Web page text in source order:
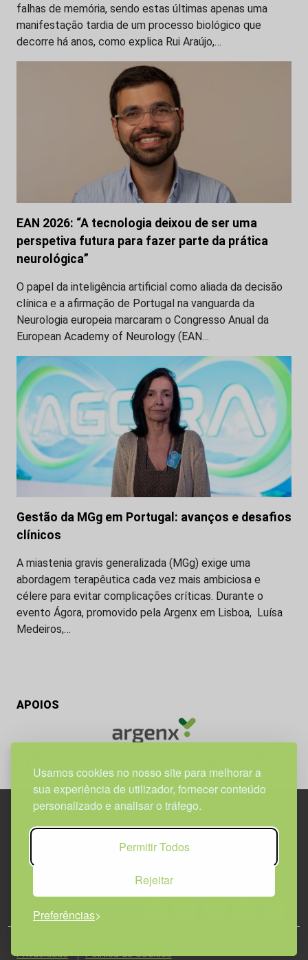
Usamos cookies no nosso site para melhorar a
sua experiência de utilizador, fornecer conteúdo
personalizado e analisar o tráfego.
Permitir Todos
Rejeitar
Preferências
falhas de memória, sendo estas últimas apenas uma
manifestação tardia de um processo biológico que
decorre há anos, como explica Rui Araújo,…
EAN 2026: “A tecnologia deixou de ser uma
perspetiva futura para fazer parte da prática
neurológica”
O papel da inteligência artificial como aliada da decisão
clínica e a afirmação de Portugal na vanguarda da
Neurologia europeia marcaram o Congresso Anual da
European Academy of Neurology (EAN…
Gestão da MGg em Portugal: avanços e desafios
clínicos
A miastenia gravis generalizada (MGg) exige uma
abordagem terapêutica cada vez mais ambiciosa e
célere para evitar complicações críticas. Durante o
evento Ágora, promovido pela Argenx em Lisboa, Luísa
Medeiros,…
APOIOS
Edif. Lisboa Oriente | Av. Infante D. Henrique, n.º 333H, esc.
1800-282 Lisboa | Portugal
Privacidade
Política de Cookies